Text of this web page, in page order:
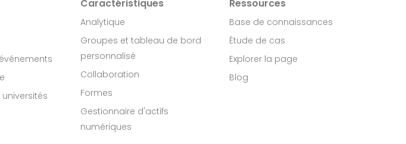
Caractéristiques
Analytique
Groupes et tableau de bord
personnalisé
Collaboration
Formes
Gestionnaire d'actifs
numériques
Ressources
Base de connaissances
Étude de cas
Explorer la page
Blog